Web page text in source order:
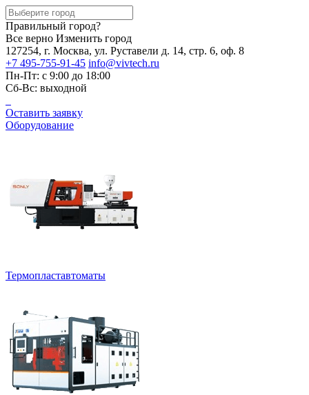
Правильный город?
Все верно Изменить город
127254, г. Москва, ул. Руставели д. 14, стр. 6, оф. 8
+7 495-755-91-45 info@vivtech.ru
Пн-Пт: с 9:00 до 18:00
Сб-Вс: выходной
Оставить заявку
Оборудование
Термопластавтоматы